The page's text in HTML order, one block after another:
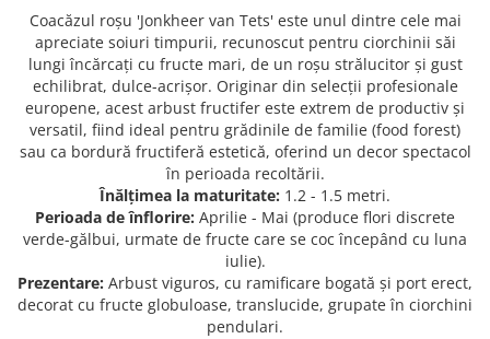
Bulbi de Narcise
Bulbi de Ranunculus
Bulbi de Tigridia
Bulbi de Zambile
Bulbi de Zantedeschia
Bulbi Sparaxis
Mixuri de Bulbi
Seminte de Flori
Seminte de Ierburi
Seminte de Legume/Fructe
Coacăzul roșu 'Jonkheer van Tets' este unul dintre cele mai
apreciate soiuri timpurii, recunoscut pentru ciorchinii săi
lungi încărcați cu fructe mari, de un roșu strălucitor și gust
echilibrat, dulce-acrișor. Originar din selecții profesionale
europene, acest arbust fructifer este extrem de productiv și
versatil, fiind ideal pentru grădinile de familie (food forest)
sau ca bordură fructiferă estetică, oferind un decor spectacol
în perioada recoltării.
Înălțimea la maturitate: 1.2 - 1.5 metri.
Perioada de înflorire: Aprilie - Mai (produce flori discrete
verde-gălbui, urmate de fructe care se coc începând cu luna
iulie).
Prezentare: Arbust viguros, cu ramificare bogată și port erect,
decorat cu fructe globuloase, translucide, grupate în ciorchini
pendulari.